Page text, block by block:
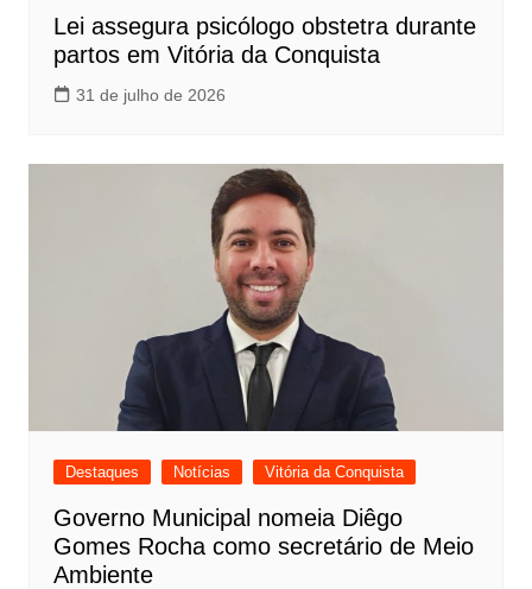
Lei assegura psicólogo obstetra durante
partos em Vitória da Conquista
31 de julho de 2026
Destaques Notícias Vitória da Conquista
Governo Municipal nomeia Diêgo
Gomes Rocha como secretário de Meio
Ambiente